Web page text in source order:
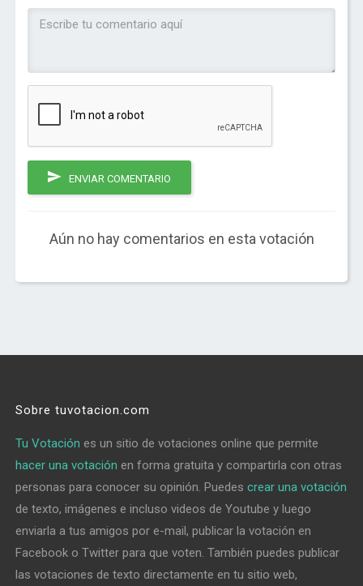
ENVIAR COMENTARIO
Aún no hay comentarios en esta votación
Sobre tuvotacion.com
Tu Votación es un sitio de votaciones online que permite
hacer una votación en forma gratuita y compartirla con otras
personas para conocer su opinión. Puedescrear una votación
de texto, imágenes e incluso videos de Youtube y luego
enviarla a tus amigos por e-mail, publicar la votación en
Facebook o Twitter para que voten. También puedes publicar
las votaciones de texto directamente en tu sitio web,